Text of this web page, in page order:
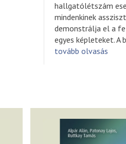
hallgatólétszám
mindenkinek
demonstrálja el a
egyes képleteket. A
tovább olvasás